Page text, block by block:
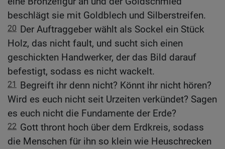
beschlägt sie mit Goldblech und Silberstreifen.
20 Der Auftraggeber wählt als Sockel ein Stück
Holz, das nicht fault, und sucht sich einen
geschickten Handwerker, der das Bild darauf
befestigt, sodass es nicht wackelt.
21 Begreift ihr denn nicht? Könnt ihr nicht hören?
Wird es euch nicht seit Urzeiten verkündet? Sagen
es euch nicht die Fundamente der Erde?
22 Gott thront hoch über dem Erdkreis, sodass
die Menschen für ihn so klein wie Heuschrecken